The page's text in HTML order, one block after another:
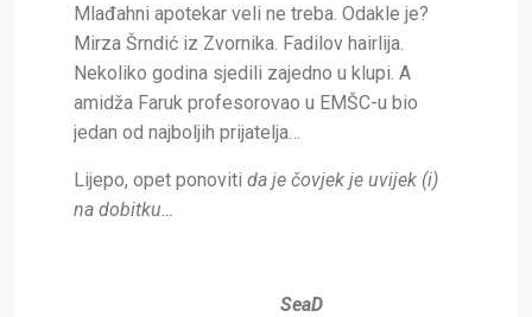
Mlađahni apotekar veli ne treba. Odakle je?
Mirza Šrndić iz Zvornika. Fadilov hairlija.
Nekoliko godina sjedili zajedno u klupi. A
amidža Faruk profesorovao u EMŠC-u bio
jedan od najboljih prijatelja…
Lijepo, opet ponoviti da je čovjek je uvijek (i)
na dobitku…
SeaD